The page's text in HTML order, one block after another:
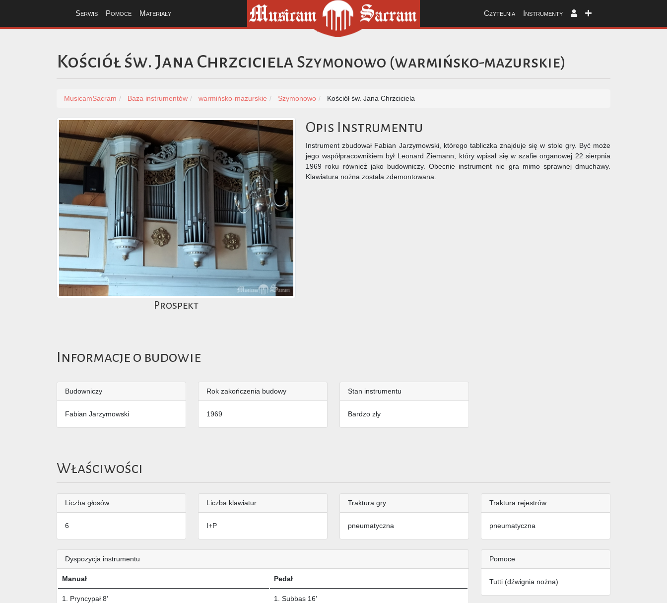
Serwis Pomoce Materiały Czytelnia Instrumenty
Kościół św. Jana Chrzciciela Szymonowo (warmińsko-mazurskie)
MusicamSacram Baza instrumentów warmińsko-mazurskie Szymonowo Kościół św. Jana Chrzciciela
Prospekt
Opis Instrumentu
Instrument zbudował Fabian Jarzymowski, którego tabliczka znajduje się w stole gry. Być może
jego współpracownikiem był Leonard Ziemann, który wpisał się w szafie organowej 22 sierpnia
1969 roku również jako budowniczy. Obecnie instrument nie gra mimo sprawnej dmuchawy.
Klawiatura nożna została zdemontowana.
Informacje o budowie
Budowniczy
Fabian Jarzymowski
Rok zakończenia budowy
1969
Stan instrumentu
Bardzo zły
Właściwości
Liczba głosów
6
Liczba klawiatur
I+P
Traktura gry
pneumatyczna
Traktura rejestrów
pneumatyczna
Dyspozycja instrumentu
Manuał Pedał
1. Pryncypał 8’ 1. Subbas 16’
Pomoce
Tutti (dźwignia nożna)